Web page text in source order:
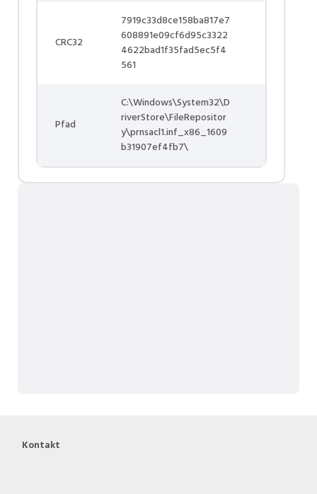
CRC32
7919c33d8ce158ba817e7
608891e09cf6d95c3322
4622bad1f35fad5ec5f4
561
Pfad
C:\Windows\System32\D
riverStore\FileRepositor
y\prnsacl1.inf_x86_1609
b31907ef4fb7\
Kontakt